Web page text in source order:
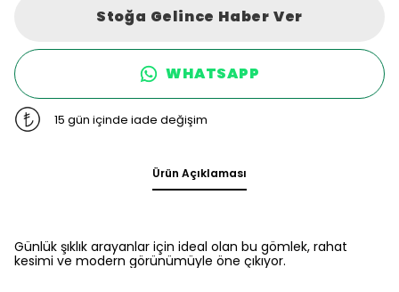
Stoğa Gelince Haber Ver
WHATSAPP
15 gün içinde iade değişim
Ürün Açıklaması
Günlük şıklık arayanlar için ideal olan bu gömlek, rahat
kesimi ve modern görünümüyle öne çıkıyor.